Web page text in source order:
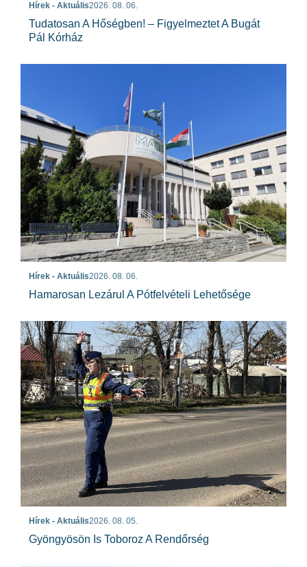
Hírek - Aktuális2026. 08. 06.
Tudatosan A Hőségben! – Figyelmeztet A Bugát
Pál Kórház
Hírek - Aktuális2026. 08. 06.
Hamarosan Lezárul A Pótfelvételi Lehetősége
Hírek - Aktuális2026. 08. 05.
Gyöngyösön Is Toboroz A Rendőrség